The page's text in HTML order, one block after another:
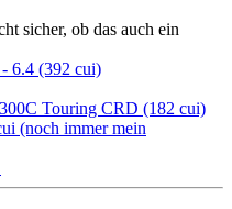
sicher, ob das auch ein
6.4 (392 cui)
Touring CRD (182 cui)
(noch immer mein